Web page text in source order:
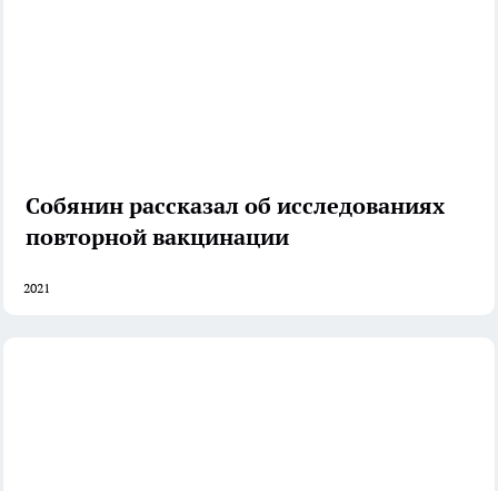
Собянин рассказал об исследованиях
повторной вакцинации
2021